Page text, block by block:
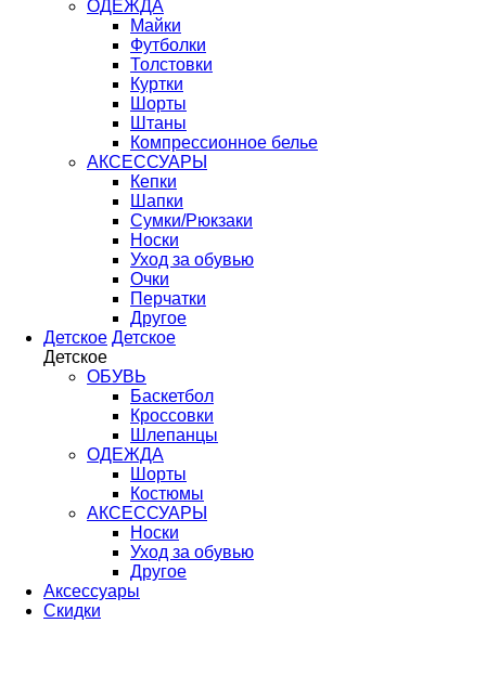
ОДЕЖДА
Майки
Футболки
Толстовки
Куртки
Шорты
Штаны
Компрессионное белье
АКСЕССУАРЫ
Кепки
Шапки
Сумки/Рюкзаки
Носки
Уход за обувью
Очки
Перчатки
Другое
Детское Детское
Детское
ОБУВЬ
Баскетбол
Кроссовки
Шлепанцы
ОДЕЖДА
Шорты
Костюмы
АКСЕССУАРЫ
Носки
Уход за обувью
Другое
Аксессуары
Скидки